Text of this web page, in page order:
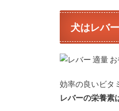
犬はレバ
効率の良いビタ
レバーの栄養素